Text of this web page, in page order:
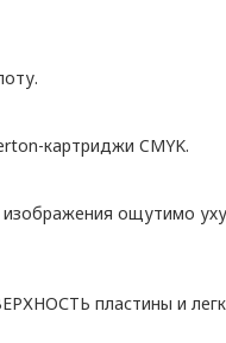
картриджи CMYK.
ощутимо
пластины и